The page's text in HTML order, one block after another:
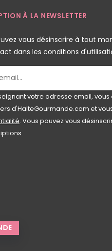
À LA NEWSLETTER
vous désinscrire à tout
dans les conditions
votre adresse email,
d'HalteGourmande.com et
. Vous pouvez vous